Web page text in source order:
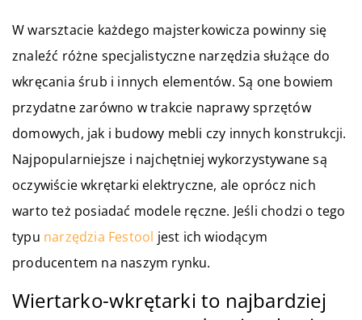
W warsztacie każdego majsterkowicza powinny się
znaleźć różne specjalistyczne narzędzia służące do
wkręcania śrub i innych elementów. Są one bowiem
przydatne zarówno w trakcie naprawy sprzętów
domowych, jak i budowy mebli czy innych konstrukcji.
Najpopularniejsze i najchętniej wykorzystywane są
oczywiście wkrętarki elektryczne, ale oprócz nich
warto też posiadać modele ręczne. Jeśli chodzi o tego
typu narzędzia Festool jest ich wiodącym
producentem na naszym rynku.
Wiertarko-wkrętarki to najbardziej